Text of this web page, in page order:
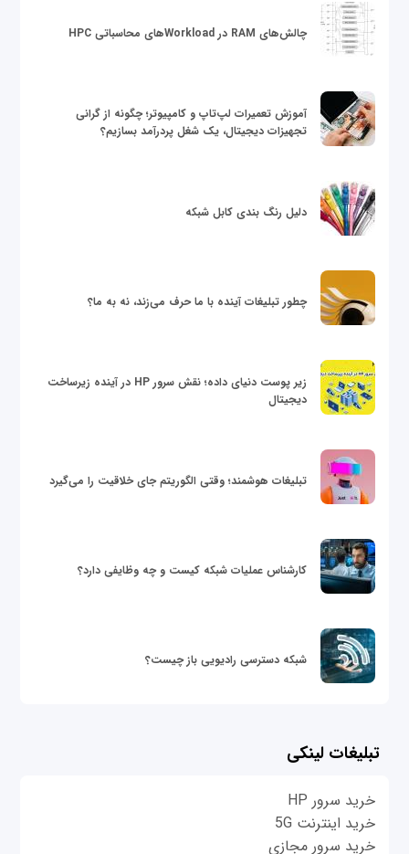
چالش‌های RAM در Workloadهای محاسباتی HPC
آموزش تعمیرات لپ‌تاپ و کامپیوتر؛ چگونه از گرانی
تجهیزات دیجیتال، یک شغل پردرآمد بسازیم؟
دلیل رنگ بندی کابل شبکه
چطور تبلیغات آینده با ما حرف می‌زند، نه به ما؟
زیر پوست دنیای داده؛ نقش سرور HP در آینده زیرساخت
دیجیتال
تبلیغات هوشمند؛ وقتی الگوریتم جای خلاقیت را می‌گیرد
کارشناس عملیات شبکه کیست و چه وظایفی دارد؟
شبکه دسترسی رادیویی باز چیست؟
تبلیغات لینکی
خرید سرور HP
خرید اینترنت 5G
خرید سرور مجازی